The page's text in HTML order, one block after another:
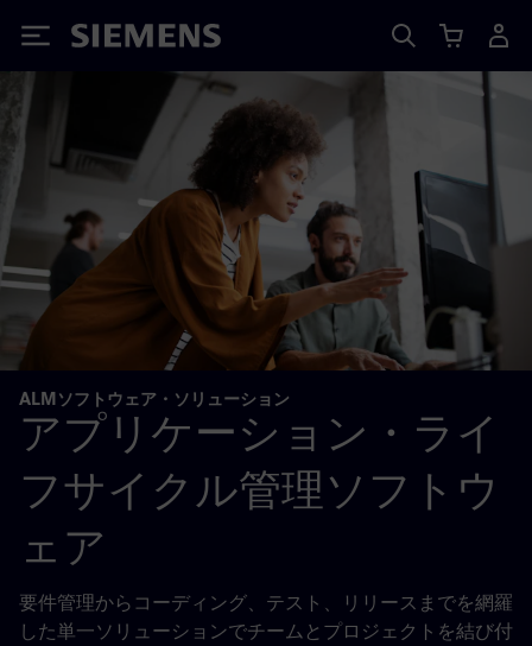
Siemens
ALMソフトウェア・ソリューション
アプリケーション・ライ
フサイクル管理ソフトウ
ェア
要件管理からコーディング、テスト、リリースまでを網羅
した単一ソリューションでチームとプロジェクトを結び付